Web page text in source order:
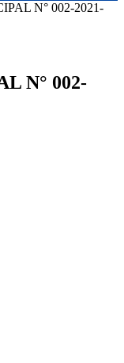
N° 002-2021-
N° 002-